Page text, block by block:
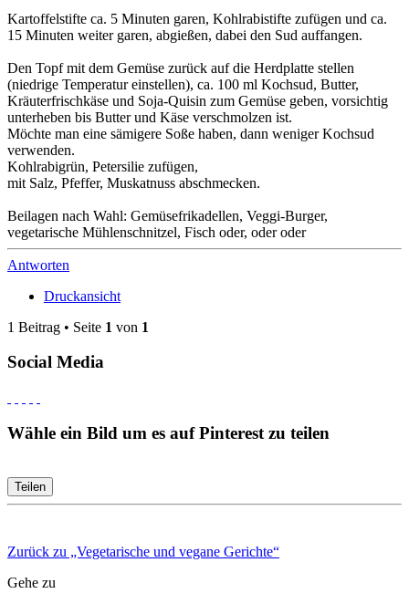
Kartoffelstifte ca. 5 Minuten garen, Kohlrabistifte zufügen und ca.
15 Minuten weiter garen, abgießen, dabei den Sud auffangen.
Den Topf mit dem Gemüse zurück auf die Herdplatte stellen
(niedrige Temperatur einstellen), ca. 100 ml Kochsud, Butter,
Kräuterfrischkäse und Soja-Quisin zum Gemüse geben, vorsichtig
unterheben bis Butter und Käse verschmolzen ist.
Möchte man eine sämigere Soße haben, dann weniger Kochsud
verwenden.
Kohlrabigrün, Petersilie zufügen,
mit Salz, Pfeffer, Muskatnuss abschmecken.
Beilagen nach Wahl: Gemüsefrikadellen, Veggi-Burger,
vegetarische Mühlenschnitzel, Fisch oder, oder oder
Antworten
Druckansicht
1 Beitrag • Seite 1 von 1
Social Media
Wähle ein Bild um es auf Pinterest zu teilen
Teilen
Zurück zu „Vegetarische und vegane Gerichte“
Gehe zu